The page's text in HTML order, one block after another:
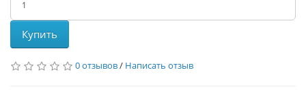
Купить
0 отзывов/ Написать отзыв